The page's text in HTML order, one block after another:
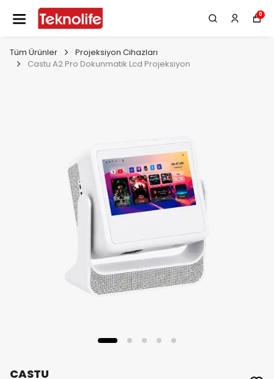
0
Tüm Ürünler
Projeksiyon Cihazları
Castu A2 Pro Dokunmatik Lcd Projeksiyon
CASTU